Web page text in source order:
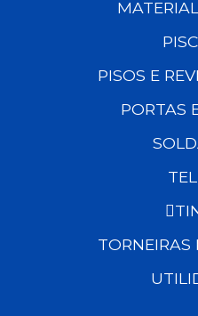
PISOS E
PORTAS
TORNEIRAS